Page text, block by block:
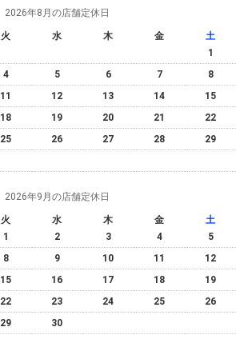
2026年8月の店舗定休日
火 水 木 金
土
1
4 5 6 7
8
11 12 13 14
15
18 19 20 21
22
25 26 27 28
29
2026年9月の店舗定休日
火 水 木 金
土
1
2 3 4
5
8 9 10 11
12
15 16 17 18
19
22 23 24 25
26
29 30